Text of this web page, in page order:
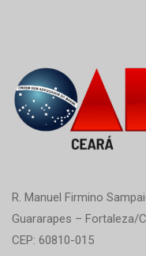
R. Manuel Firmino
Guararapes – Fortaleza/
CEP: 60810-015